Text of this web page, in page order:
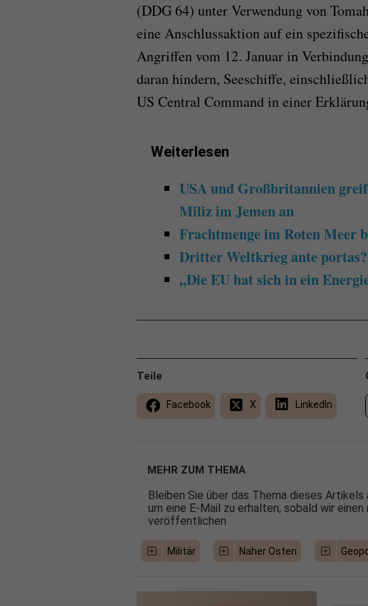
(DDG 64) unter Verwendung von
eine Anschlussaktion auf ein
Angriffen vom 12. Januar in
daran hindern, Seeschiffe,
US Central Command in einer
Weiterlesen
USA und Großbritannien
Miliz im Jemen an
Frachtmenge im Roten Meer
Dritter Weltkrieg ante portas?
„Die EU hat sich in ein
Teile
Facebook X LinkedIn
MEHR ZUM THEMA
Bleiben Sie über das Thema dieses
um eine E-Mail zu erhalten, sobald wir
veröffentlichen
Militär Naher Osten